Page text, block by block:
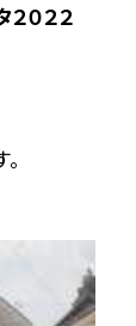
０２２